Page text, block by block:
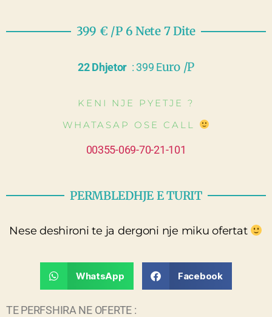
399 € /P 6 Nete 7 Dite
22 Dhjetor : 399 Euro /P
KENI NJE PYETJE ?
WHATASAP OSE CALL
00355-069-70-21-101
PERMBLEDHJE E TURIT
Nese deshironi te ja dergoni nje miku ofertat
WhatsApp Facebook
TE PERFSHIRA NE OFERTE :